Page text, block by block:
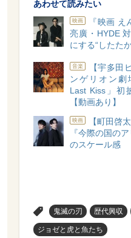
あわせて読みたい
映画
『映画
亮廣・HYDE
にする“したたか
音楽
【宇多田
ンゲリオン劇
Last Kiss」初
【動画あり】
映画
【町田啓
『今際の国の
のスケール感
鬼滅の刃 歴代興収
ジョゼと虎と魚たち